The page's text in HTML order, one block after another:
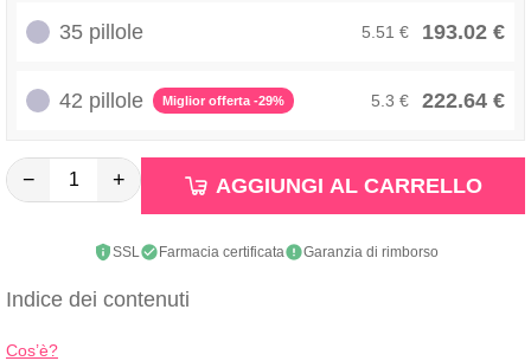
35 pillole 5.51 € 193.02 €
42 pillole Miglior offerta -29% 5.3 € 222.64 €
− + AGGIUNGI AL CARRELLO
SSL Farmacia certificata Garanzia di rimborso
Indice dei contenuti
Cos’è?